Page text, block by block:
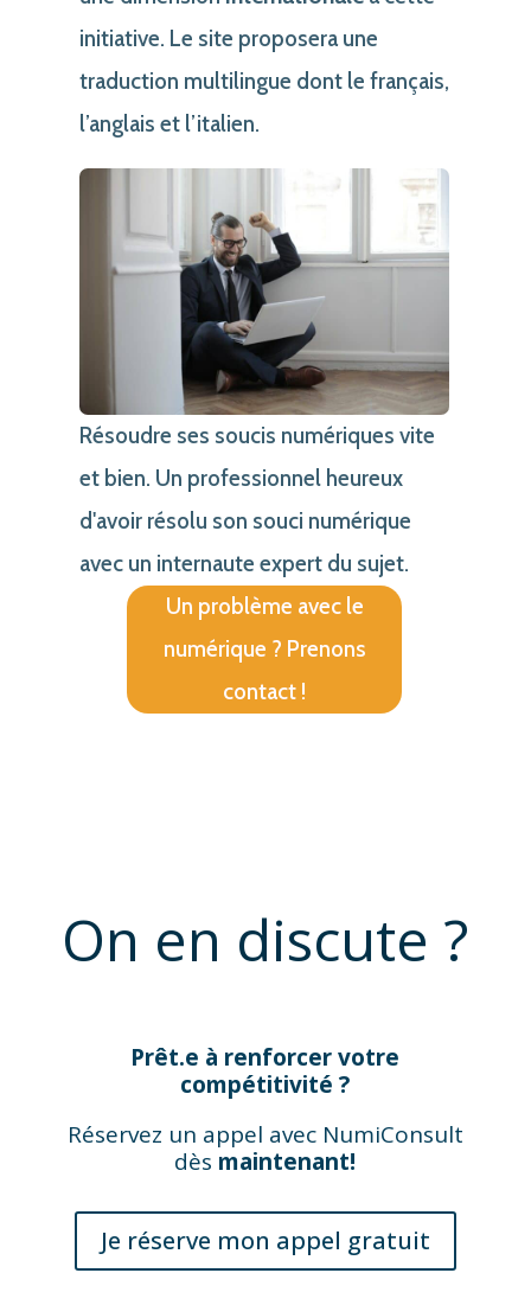
initiative. Le site proposera une
traduction multilingue dont le français,
l’anglais et l’italien.
Résoudre ses soucis numériques vite
et bien. Un professionnel heureux
d'avoir résolu son souci numérique
avec un internaute expert du sujet.
Un problème avec le
numérique ? Prenons
contact !
On en discute ?
Prêt.e à renforcer votre
compétitivité ?
Réservez un appel avec NumiConsult
dès maintenant!
Je réserve mon appel gratuit